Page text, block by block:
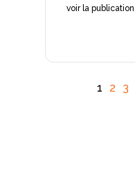
voir la publication
1 2 3